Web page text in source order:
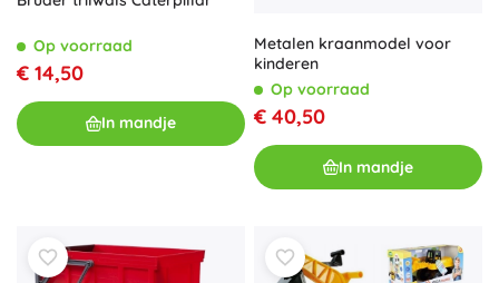
Op voorraad
€ 14,50
In mandje
Metalen kraanmodel voor
kinderen
Op voorraad
€ 40,50
In mandje